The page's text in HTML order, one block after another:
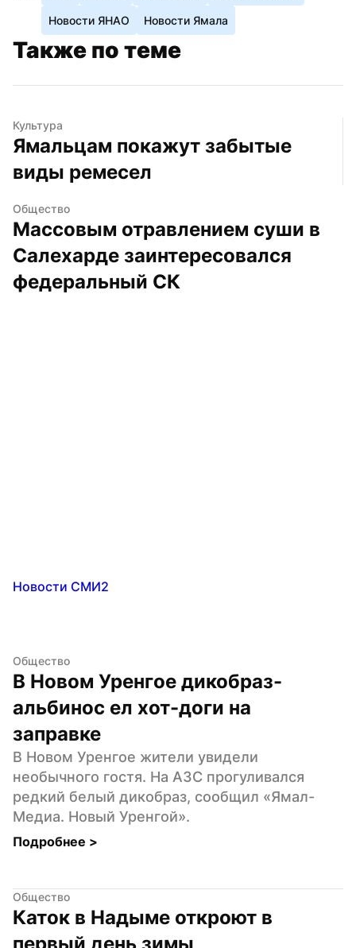
Новости ЯНАО Новости Ямала
Также по теме
Культура
Ямальцам покажут забытые
виды ремесел
Общество
Массовым отравлением суши в
Салехарде заинтересовался
федеральный СК
Новости СМИ2
Общество
В Новом Уренгое дикобраз-
альбинос ел хот-доги на
заправке
В Новом Уренгое жители увидели
необычного гостя. На АЗС прогуливался
редкий белый дикобраз, сообщил «Ямал-
Медиа. Новый Уренгой».
Подробнее >
Общество
Каток в Надыме откроют в